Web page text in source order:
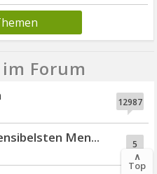
Forum
12987
5
Men...
∧
Top